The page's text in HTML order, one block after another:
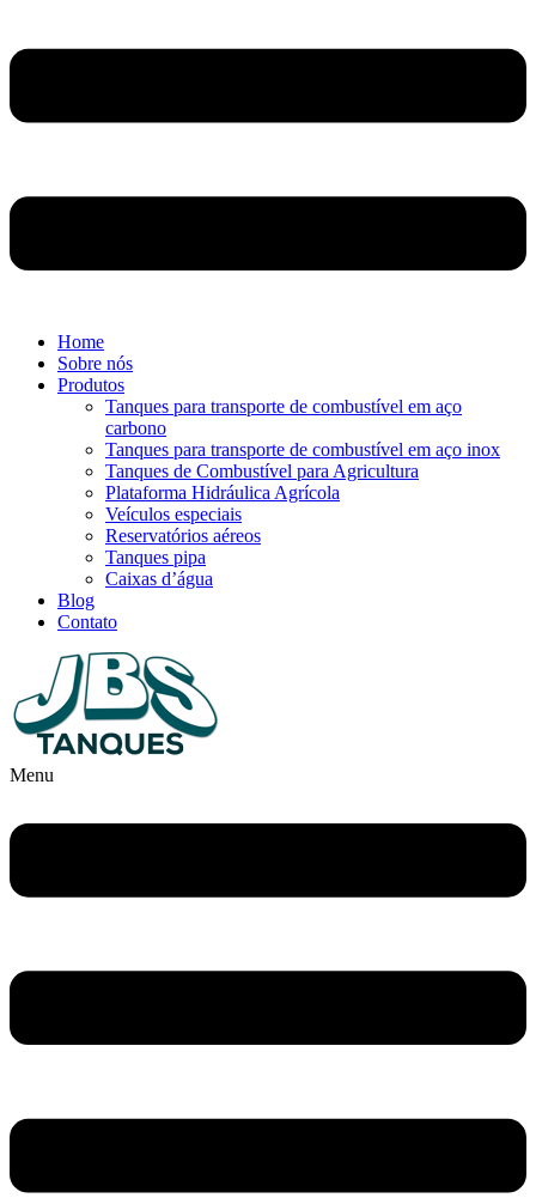
Home
Sobre nós
Produtos
Tanques para transporte de combustível em aço
carbono
Tanques para transporte de combustível em aço inox
Tanques de Combustível para Agricultura
Plataforma Hidráulica Agrícola
Veículos especiais
Reservatórios aéreos
Tanques pipa
Caixas d’água
Blog
Contato
Menu